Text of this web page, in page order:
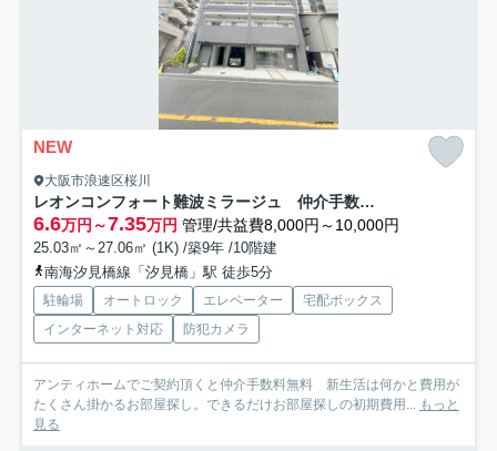
NEW
大阪市浪速区桜川
レオンコンフォート難波ミラージュ 仲介手数料無料
6.6万円～7.35万円 管理/共益費8,000円～10,000円
25.03㎡～27.06㎡ (1K) /築9年 /10階建
南海汐見橋線「汐見橋」駅 徒歩5分
駐輪場 オートロック エレベーター
宅配ボックス
インターネット対応
防犯カメラ
アンティホームでご契約頂くと仲介手数料無料 新生活は何かと費用が
たくさん掛かるお部屋探し。できるだけお部屋探しの初期費用... もっと
見る